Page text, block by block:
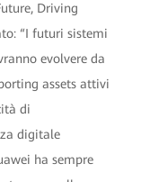
Driving
“I futuri sistemi
evolvere da
assets attivi
di
digitale
ha sempre